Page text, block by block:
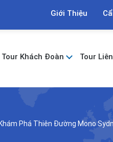
Giới Thiệu
Tour Khách Đoàn Tour
Phá Thiên Đường Mono